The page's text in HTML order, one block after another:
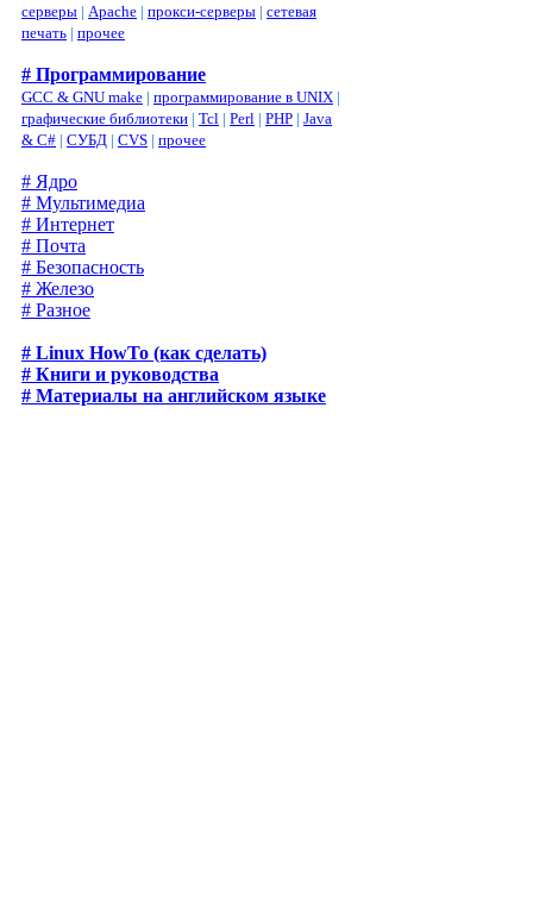
серверы | Apache | прокси-серверы | сетевая
печать | прочее
# Программирование
GCC & GNU make | программирование в UNIX |
графические библиотеки | Tcl | Perl | PHP | Java
& C# | СУБД | CVS | прочее
# Ядро
# Мультимедиа
# Интернет
# Почта
# Безопасность
# Железо
# Разное
# Linux HowTo (как сделать)
# Книги и руководства
# Материалы на английском языке